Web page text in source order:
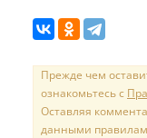
Прежде чем
ознакомьтесь с
Оставляя
данными